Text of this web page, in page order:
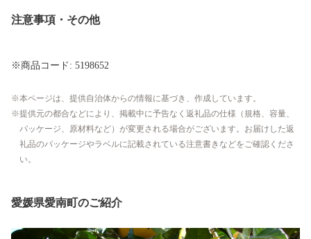
注意事項・その他
※商品コード: 5198652
本ページは、提供自治体からの情報に基づき、作成しています。
提供元の都合などにより、掲載中に予告なく返礼品の仕様（規格、容量、
パッケージ、原材料など）が変更される場合がございます。お届けした返
礼品のパッケージやラベルに記載されている注意書きなどをご確認くださ
い。
愛媛県愛南町のご紹介